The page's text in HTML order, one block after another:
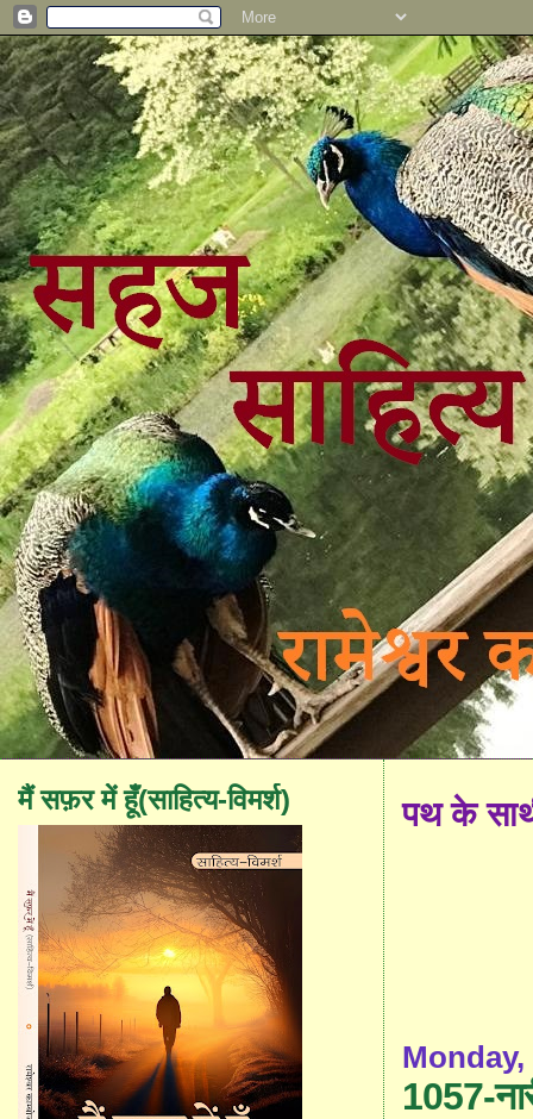
पथ के
Monday,
1057-
मैं सफ़र में हूँ(साहित्य-विमर्श)